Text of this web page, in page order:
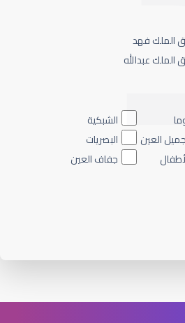
داخل العين
الشبكية
العين
البصريات
جفاف العين